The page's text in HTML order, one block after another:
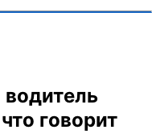
говорит